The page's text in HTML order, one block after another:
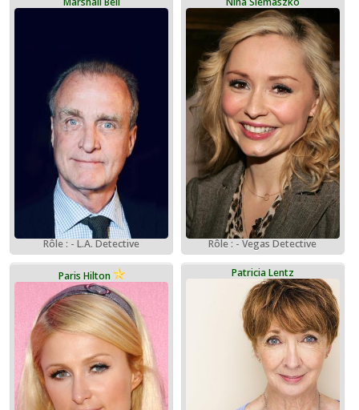
Rôle : - L.A. Detective Rôle : - Vegas Detective
Paris Hilton Patricia Lentz